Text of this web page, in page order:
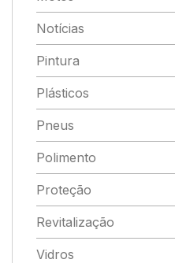
Notícias
Pintura
Plásticos
Pneus
Polimento
Proteção
Revitalização
Vidros